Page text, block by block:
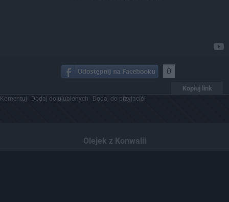
0
Kopiuj link
Komentuj Dodaj do ulubionych Dodaj do przyjaciół
Olejek z Konwalii